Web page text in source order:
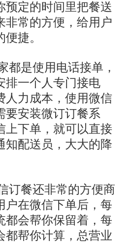
预定的时间里把餐送
非常的方便，给用户
捷。
都是使用电话接单，
排一个人专门接电
人力成本，使用微信
要安装微订订餐系
上下单，就可以直接
知配送员，大大的降
订餐还非常的方便商
户在微信下单后，每
都会帮你保留着，每
都帮你计算，总营业